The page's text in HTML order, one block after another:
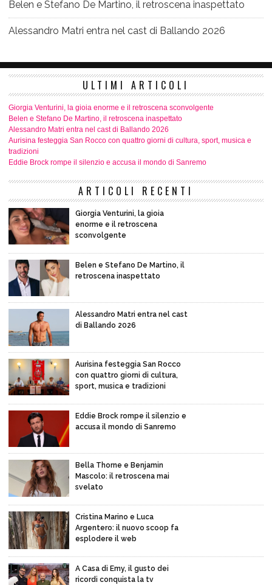
Belen e Stefano De Martino, il retroscena inaspettato
Alessandro Matri entra nel cast di Ballando 2026
ULTIMI ARTICOLI
Giorgia Venturini, la gioia enorme e il retroscena sconvolgente
Belen e Stefano De Martino, il retroscena inaspettato
Alessandro Matri entra nel cast di Ballando 2026
Aurisina festeggia San Rocco con quattro giorni di cultura, sport, musica e
tradizioni
Eddie Brock rompe il silenzio e accusa il mondo di Sanremo
ARTICOLI RECENTI
Giorgia Venturini, la gioia
enorme e il retroscena
sconvolgente
Belen e Stefano De Martino, il
retroscena inaspettato
Alessandro Matri entra nel cast
di Ballando 2026
Aurisina festeggia San Rocco
con quattro giorni di cultura,
sport, musica e tradizioni
Eddie Brock rompe il silenzio e
accusa il mondo di Sanremo
Bella Thorne e Benjamin
Mascolo: il retroscena mai
svelato
Cristina Marino e Luca
Argentero: il nuovo scoop fa
esplodere il web
A Casa di Emy, il gusto dei
ricordi conquista la tv